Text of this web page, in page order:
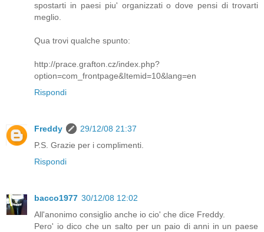
spostarti in paesi piu' organizzati o dove pensi di trovarti
meglio.
Qua trovi qualche spunto:
http://prace.grafton.cz/index.php?
option=com_frontpage&Itemid=10&lang=en
Rispondi
Freddy
29/12/08 21:37
P.S. Grazie per i complimenti.
Rispondi
bacco1977 30/12/08 12:02
All'anonimo consiglio anche io cio' che dice Freddy.
Pero' io dico che un salto per un paio di anni in un paese